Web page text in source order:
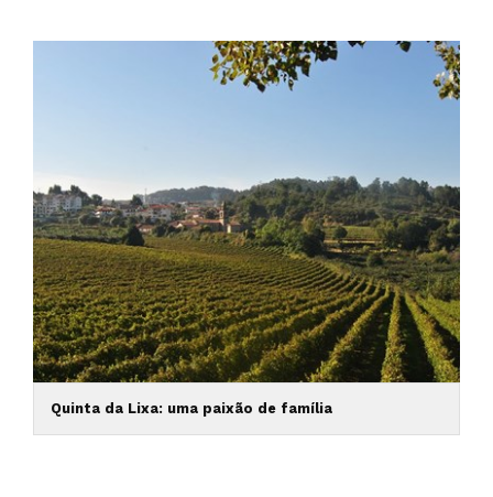
Quinta da Lixa: uma paixão de família